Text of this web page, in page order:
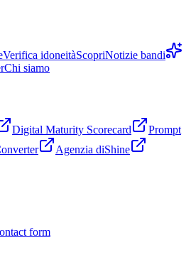
Verifica idoneitàScopriNotizie bandi
Chi siamo
Digital Maturity Scorecard
Prompt
Agenzia diShine
form